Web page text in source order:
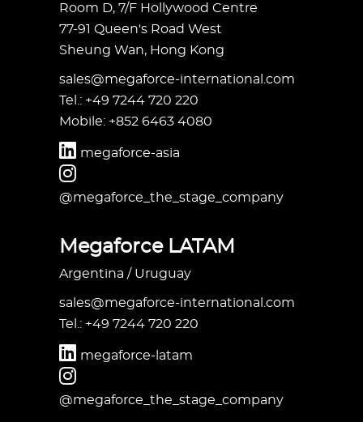
Room D, 7/F Hollywood Centre
77-91 Queen's Road West
Sheung Wan, Hong Kong
sales@megaforce-international.com
Tel.: +49 7244 720 220
Mobile: +852 6463 4080
megaforce-asia
@megaforce_the_stage_company
Megaforce LATAM
Argentina / Uruguay
sales@megaforce-international.com
Tel.: +49 7244 720 220
megaforce-latam
@megaforce_the_stage_company